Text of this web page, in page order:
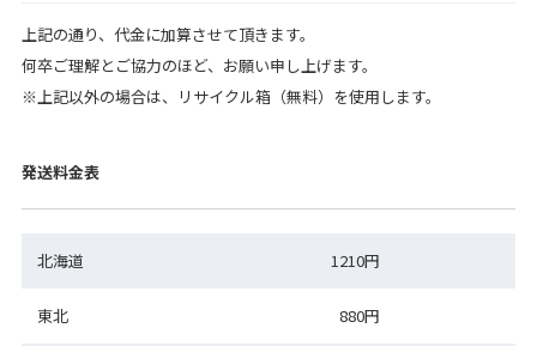
上記の通り、代金に加算させて頂きます。
何卒ご理解とご協力のほど、お願い申し上げます。
※上記以外の場合は、リサイクル箱（無料）を使用します。
発送料金表
北海道 1210円
東北 880円